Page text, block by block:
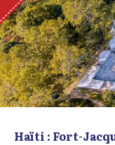
Haïti : Fort-